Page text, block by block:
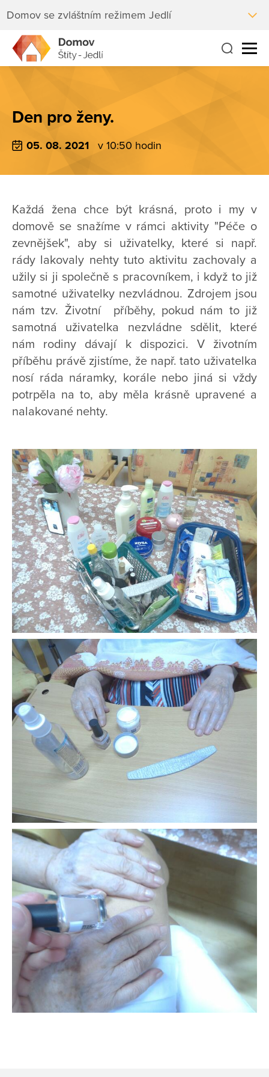
Domov se zvláštním režimem Jedlí
Den pro ženy.
05. 08. 2021 v 10:50 hodin
Každá žena chce být krásná, proto i my v
domově se snažíme v rámci aktivity "Péče o
zevnějšek", aby si uživatelky, které si např.
rády lakovaly nehty tuto aktivitu zachovaly a
užily si ji společně s pracovníkem, i když to již
samotné uživatelky nezvládnou. Zdrojem jsou
nám tzv. Životní příběhy, pokud nám to již
samotná uživatelka nezvládne sdělit, které
nám rodiny dávají k dispozici. V životním
příběhu právě zjistíme, že např. tato uživatelka
nosí ráda náramky, korále nebo jiná si vždy
potrpěla na to, aby měla krásně upravené a
nalakované nehty.